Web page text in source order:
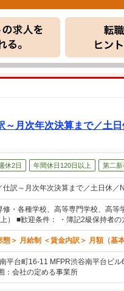
～月次年次決算まで／土
休2日 年間休日120日以上 第二新
訳～月次年次決算まで／土日休／
・各種学校、高等専門学校、高
） ■歓迎条件： ・簿記2級保持者の
＞ 月給制 ＜賃金内訳＞ 月額（基
平台町16-11 MFPR渋谷南平台ビ
：会社の定める事業所